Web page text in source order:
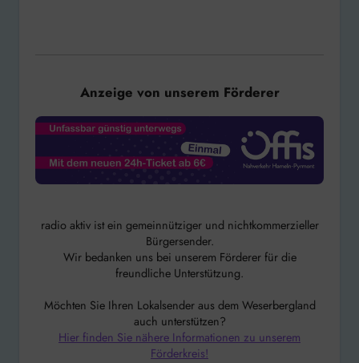
Anzeige von unserem Förderer
radio aktiv ist ein gemeinnütziger und nichtkommerzieller
Bürgersender.
Wir bedanken uns bei unserem Förderer für die
freundliche Unterstützung.
Möchten Sie Ihren Lokalsender aus dem Weserbergland
auch unterstützen?
Hier finden Sie nähere Informationen zu unserem
Förderkreis!